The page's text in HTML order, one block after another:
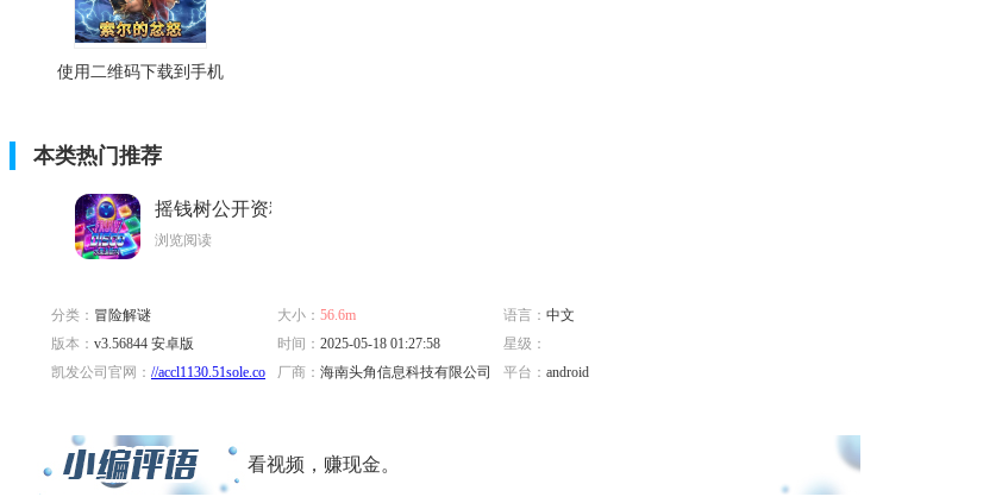
使用二维码下载到手机
本类热门推荐
摇钱树公开资料免
费一肖中特
浏览阅读
分类： 冒险解谜 大小： 56.6m 语言： 中文
版本： v3.56844 安卓版 时间： 2025-05-18 01:27:58
星级：
凯发公司官网： //accl1130.51sole.com/app051866cqfr0/
厂商： 海南头角信息科技有限公司 平台： android
看视频，赚现金。